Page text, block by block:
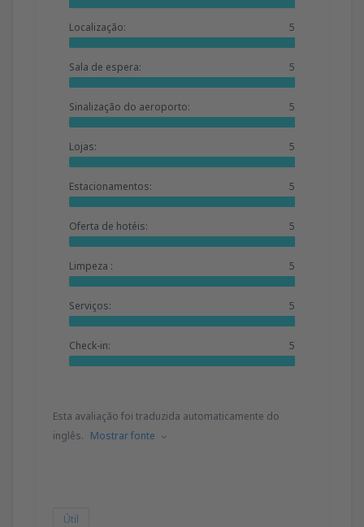
Localização: 5
Sala de espera: 5
Sinalização do aeroporto: 5
Lojas: 5
Estacionamentos: 5
Oferta de hotéis: 5
Limpeza : 5
Serviços: 5
Check-in: 5
Esta avaliação foi traduzida automaticamente do
inglês. Mostrar fonte
Útil